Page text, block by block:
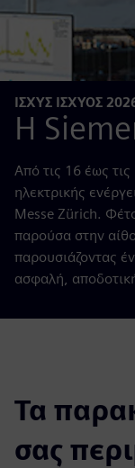
ΙΣΧΎΣ ΙΣΧΎΟΣ
Η
Από τις 16 έως
ηλεκτρικής
Messe Zürich.
παρούσα στην
παρουσιάζοντας
ασφαλή,
Τα
σας